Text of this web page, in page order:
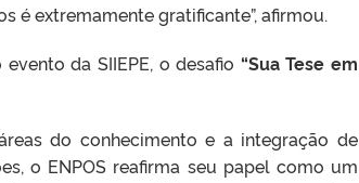
é extremamente gratificante”, afirmou.
da SIIEPE, o desafio “Sua Tese em
do conhecimento e a integração de
o ENPOS reafirma seu papel como um